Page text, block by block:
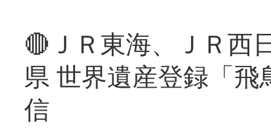
🔴ＪＲ東海、ＪＲ西
県 世界遺産登録「
信